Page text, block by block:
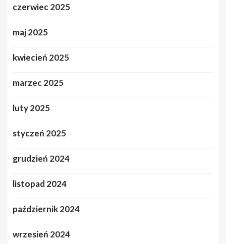
czerwiec 2025
maj 2025
kwiecień 2025
marzec 2025
luty 2025
styczeń 2025
grudzień 2024
listopad 2024
październik 2024
wrzesień 2024